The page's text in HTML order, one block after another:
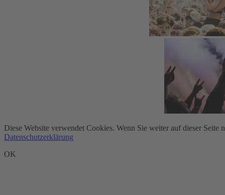
Diese Website verwendet Cookies. Wenn Sie weiter auf dieser
Datenschutzerklärung
OK